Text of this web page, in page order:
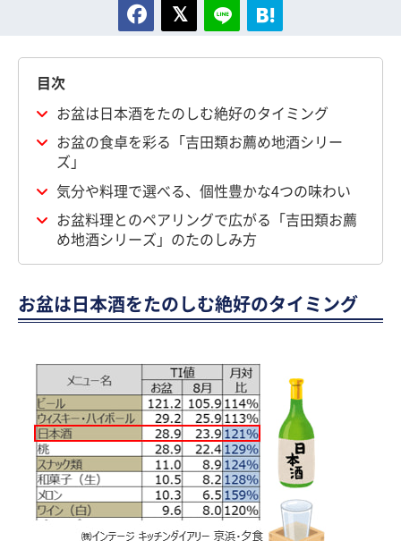
目次
お盆は日本酒をたのしむ絶好のタイミング
お盆の食卓を彩る「吉田類お薦め地酒シリー
ズ」
気分や料理で選べる、個性豊かな4つの味わい
お盆料理とのペアリングで広がる「吉田類お薦
め地酒シリーズ」のたのしみ方
お盆は日本酒をたのしむ絶好のタイミング